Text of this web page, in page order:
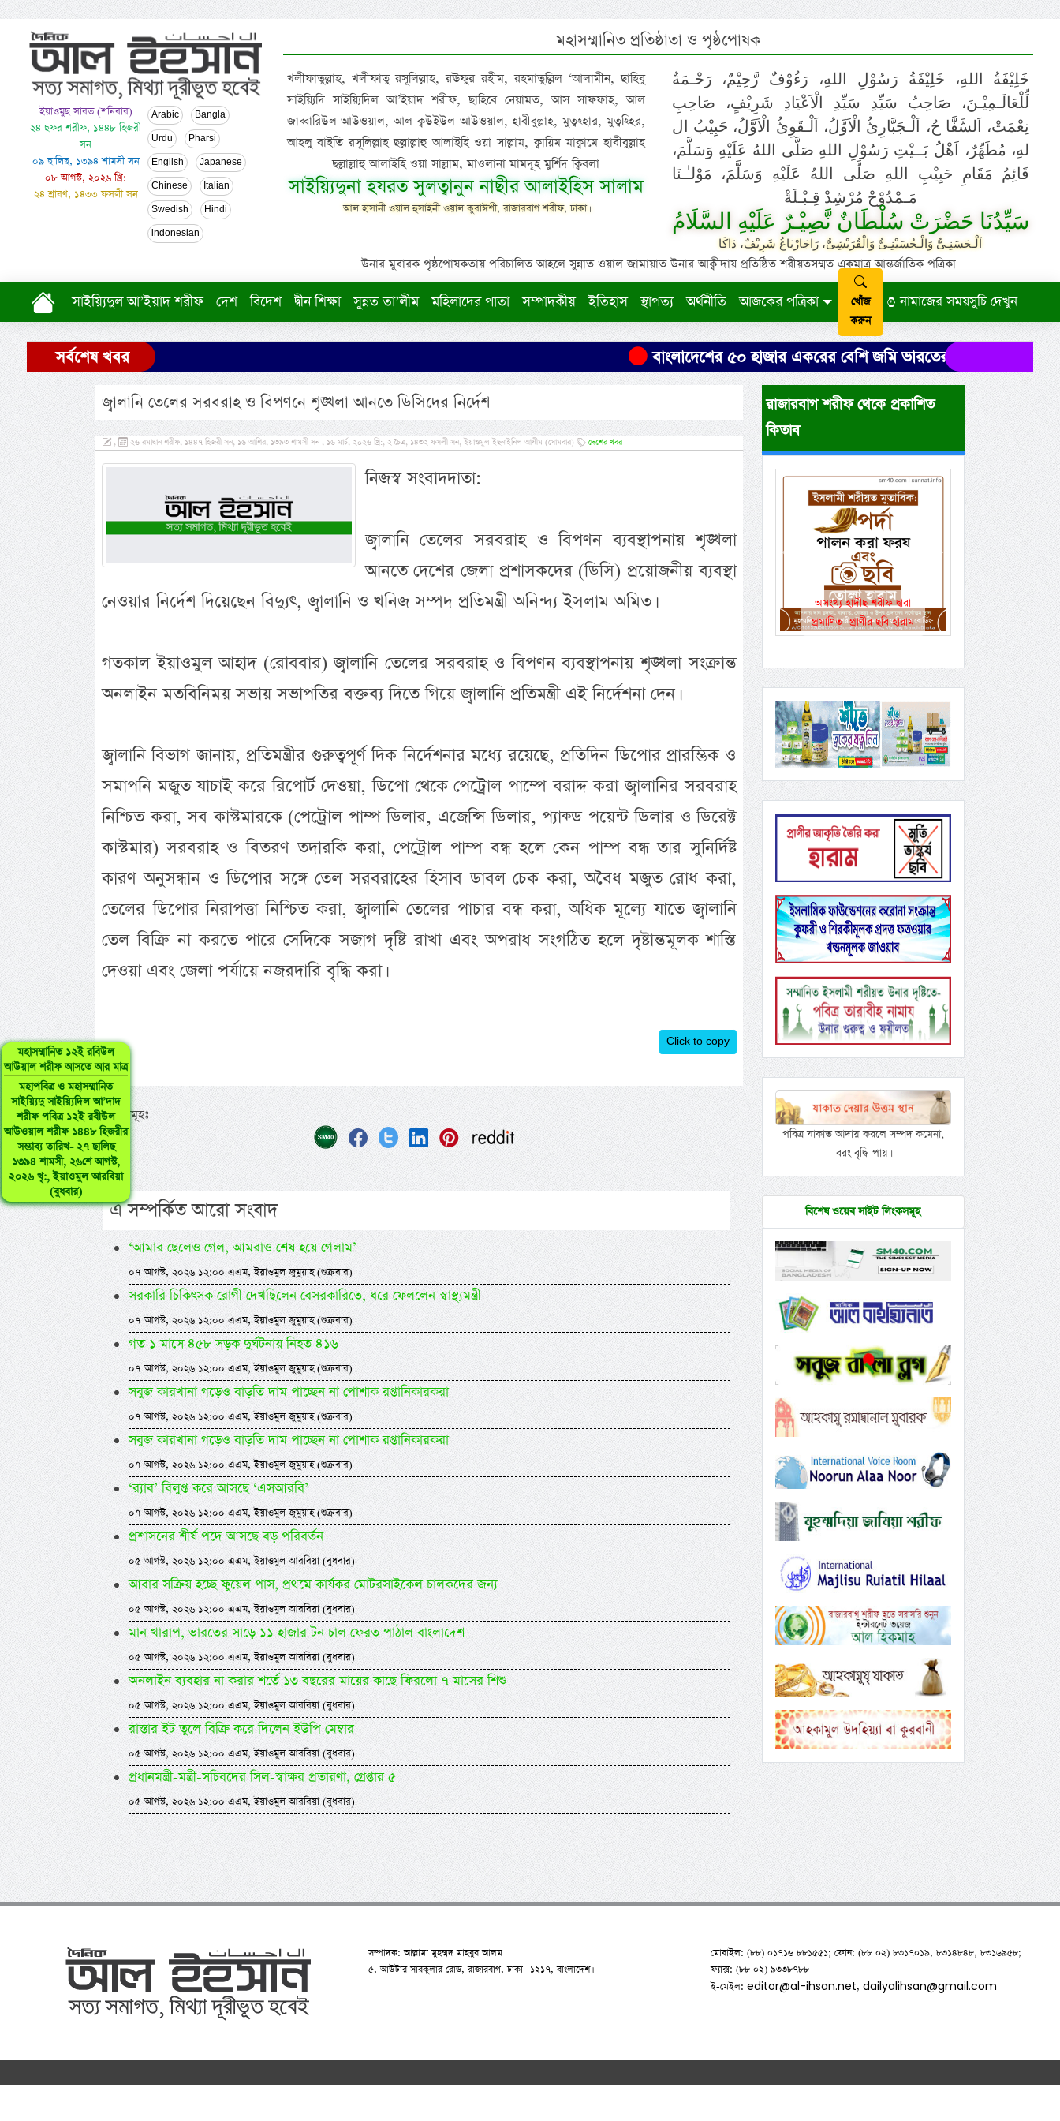
ইয়াওমুছ সাবত (শনিবার)
২৪ ছফর শরীফ, ১৪৪৮ হিজরী
সন
০৯ ছালিছ, ১৩৯৪ শামসী সন
০৮ আগস্ট, ২০২৬ খ্রি:
২৪ শ্রাবণ, ১৪৩৩ ফসলী সন
Arabic Bangla
Urdu Pharsi
English Japanese
Chinese Italian
Swedish Hindi
indonesian
মহাসম্মানিত প্রতিষ্ঠাতা ও পৃষ্ঠপোষক
খলীফাতুল্লাহ, খলীফাতু রসূলিল্লাহ, রঊফুর রহীম, রহমাতুল্লিল ‘আলামীন, ছাহিবু
সাইয়্যিদি সাইয়্যিদিল আ’ইয়াদ শরীফ, ছাহিবে নেয়ামত, আস সাফফাহ, আল
জাব্বারিউল আউওয়াল, আল ক্বউইউল আউওয়াল, হাবীবুল্লাহ, মুত্বহ্হার, মুত্বহ্হির,
আহলু বাইতি রসূলিল্লাহ ছল্লাল্লাহু আলাইহি ওয়া সাল্লাম, ক্বায়িম মাক্বামে হাবীবুল্লাহ
ছল্লাল্লাহু আলাইহি ওয়া সাল্লাম, মাওলানা মামদূহ মুর্শিদ ক্বিবলা
সাইয়্যিদুনা হযরত সুলত্বানুন নাছীর আলাইহিস সালাম
আল হাসানী ওয়াল হুসাইনী ওয়াল কুরাঈশী, রাজারবাগ শরীফ, ঢাকা।
خَلِيْفَةُ اللهِ، خَلِيْفَةُ رَسُوْلِ اللهِ، رَءُوْفٌ رَّحِيْمٌ، رَحْـمَةٌ
لِّلْعَالَـمِيْـنَ، صَاحِبُ سَيِّدِ سَيِّدِ الْاَعْيَادِ شَرِيْفٍ، صَاحِبِ
نِعْمَتْ، اَلسَّفَّا حُ، اَلْـجَبَّارِىُّ الْاَوَّلُ، اَلْـقَوِىُّ الْاَوَّلُ، حَبِيْبُ ال
لهِ، مُطَهِّرٌ، اَهْلُ بَــيْتِ رَسُوْلِ اللهِ صَلَّى اللهُ عَلَيْهِ وَسَلَّمَ،
قَائِمُ مَقَامِ حَبِيْبِ اللهِ صَلَّى اللهُ عَلَيْهِ وَسَلَّمَ، مَوْلـٰـنَا
مَـمْدُوْحْ مُرْشِدْ قِـبْـلَةْ
سَيِّدُنَا حَضْرَتْ سُلْطَانٌ نَّصِيْـرٌ عَلَيْهِ السَّلَامُ
اَلْـحَسَنِـىُّ وَالْـحُسَيْنِـىُّ وَالْقُرَيْشِىُّ، رَاجَارْبَاغُ شَرِيْفٌ، دَاكَا
উনার মুবারক পৃষ্ঠপোষকতায় পরিচালিত আহলে সুন্নাত ওয়াল জামায়াত উনার আক্বীদায় প্রতিষ্ঠিত শরীয়তসম্মত একমাত্র আন্তর্জাতিক পত্রিকা
সাইয়্যিদুল আ’ইয়াদ শরীফ দেশ বিদেশ দ্বীন শিক্ষা সুন্নত তা’লীম মহিলাদের পাতা সম্পাদকীয় ইতিহাস স্থাপত্য অর্থনীতি আজকের পত্রিকা
খোঁজ
করুন
নামাজের সময়সুচি দেখুন
সর্বশেষ খবর বাংলাদেশের ৫০ হাজার একরের বেশি জমি ভারতের দখলে। উদ্ধারে নেই
মহাসম্মানিত ১২ই রবিউল
আউয়াল শরীফ আসতে আর মাত্র
মহাপবিত্র ও মহাসম্মানিত
সাইয়্যিদু সাইয়্যিদিল আ’দাদ
শরীফ পবিত্র ১২ই রবীউল
আউওয়াল শরীফ ১৪৪৮ হিজরীর
সম্ভাব্য তারিখ- ২৭ ছালিছ
১৩৯৪ শামসী, ২৬শে আগস্ট,
২০২৬ খৃ:, ইয়াওমুল আরবিয়া
(বুধবার)
জ্বালানি তেলের সরবরাহ ও বিপণনে শৃঙ্খলা আনতে ডিসিদের নির্দেশ
, ২৬ রমাদ্বান শরীফ, ১৪৪৭ হিজরী সন, ১৬ আশির, ১৩৯৩ শামসী সন , ১৬ মার্চ, ২০২৬ খ্রি:, ২ চৈত্র, ১৪৩২ ফসলী সন, ইয়াওমুল ইছনাইনিল আযীম (সোমবার) দেশের খবর
নিজস্ব সংবাদদাতা:
জ্বালানি তেলের সরবরাহ ও বিপণন ব্যবস্থাপনায় শৃঙ্খলা
আনতে দেশের জেলা প্রশাসকদের (ডিসি) প্রয়োজনীয় ব্যবস্থা
নেওয়ার নির্দেশ দিয়েছেন বিদ্যুৎ, জ্বালানি ও খনিজ সম্পদ প্রতিমন্ত্রী অনিন্দ্য ইসলাম অমিত।
গতকাল ইয়াওমুল আহাদ (রোববার) জ্বালানি তেলের সরবরাহ ও বিপণন ব্যবস্থাপনায় শৃঙ্খলা সংক্রান্ত
অনলাইন মতবিনিময় সভায় সভাপতির বক্তব্য দিতে গিয়ে জ্বালানি প্রতিমন্ত্রী এই নির্দেশনা দেন।
জ্বালানি বিভাগ জানায়, প্রতিমন্ত্রীর গুরুত্বপূর্ণ দিক নির্দেশনার মধ্যে রয়েছে, প্রতিদিন ডিপোর প্রারম্ভিক ও
সমাপনি মজুত যাচাই করে রিপোর্ট দেওয়া, ডিপো থেকে পেট্রোল পাম্পে বরাদ্দ করা জ্বালানির সরবরাহ
নিশ্চিত করা, সব কাস্টমারকে (পেট্রোল পাম্প ডিলার, এজেন্সি ডিলার, প্যাক্ড পয়েন্ট ডিলার ও ডিরেক্ট
কাস্টমার) সরবরাহ ও বিতরণ তদারকি করা, পেট্রোল পাম্প বন্ধ হলে কেন পাম্প বন্ধ তার সুনির্দিষ্ট
কারণ অনুসন্ধান ও ডিপোর সঙ্গে তেল সরবরাহের হিসাব ডাবল চেক করা, অবৈধ মজুত রোধ করা,
তেলের ডিপোর নিরাপত্তা নিশ্চিত করা, জ্বালানি তেলের পাচার বন্ধ করা, অধিক মূল্যে যাতে জ্বালানি
তেল বিক্রি না করতে পারে সেদিকে সজাগ দৃষ্টি রাখা এবং অপরাধ সংগঠিত হলে দৃষ্টান্তমূলক শাস্তি
দেওয়া এবং জেলা পর্যায়ে নজরদারি বৃদ্ধি করা।
Click to copy
ট্যাগসমূহঃ
এ সম্পর্কিত আরো সংবাদ
‘আমার ছেলেও গেল, আমরাও শেষ হয়ে গেলাম’
০৭ আগস্ট, ২০২৬ ১২:০০ এএম, ইয়াওমুল জুমুয়াহ (শুক্রবার)
সরকারি চিকিৎসক রোগী দেখছিলেন বেসরকারিতে, ধরে ফেললেন স্বাস্থ্যমন্ত্রী
০৭ আগস্ট, ২০২৬ ১২:০০ এএম, ইয়াওমুল জুমুয়াহ (শুক্রবার)
গত ১ মাসে ৪৫৮ সড়ক দুর্ঘটনায় নিহত ৪১৬
০৭ আগস্ট, ২০২৬ ১২:০০ এএম, ইয়াওমুল জুমুয়াহ (শুক্রবার)
সবুজ কারখানা গড়েও বাড়তি দাম পাচ্ছেন না পোশাক রপ্তানিকারকরা
০৭ আগস্ট, ২০২৬ ১২:০০ এএম, ইয়াওমুল জুমুয়াহ (শুক্রবার)
সবুজ কারখানা গড়েও বাড়তি দাম পাচ্ছেন না পোশাক রপ্তানিকারকরা
০৭ আগস্ট, ২০২৬ ১২:০০ এএম, ইয়াওমুল জুমুয়াহ (শুক্রবার)
‘র‍্যাব’ বিলুপ্ত করে আসছে ‘এসআরবি’
০৭ আগস্ট, ২০২৬ ১২:০০ এএম, ইয়াওমুল জুমুয়াহ (শুক্রবার)
প্রশাসনের শীর্ষ পদে আসছে বড় পরিবর্তন
০৫ আগস্ট, ২০২৬ ১২:০০ এএম, ইয়াওমুল আরবিয়া (বুধবার)
আবার সক্রিয় হচ্ছে ফুয়েল পাস, প্রথমে কার্যকর মোটরসাইকেল চালকদের জন্য
০৫ আগস্ট, ২০২৬ ১২:০০ এএম, ইয়াওমুল আরবিয়া (বুধবার)
মান খারাপ, ভারতের সাড়ে ১১ হাজার টন চাল ফেরত পাঠাল বাংলাদেশ
০৫ আগস্ট, ২০২৬ ১২:০০ এএম, ইয়াওমুল আরবিয়া (বুধবার)
অনলাইন ব্যবহার না করার শর্তে ১৩ বছরের মায়ের কাছে ফিরলো ৭ মাসের শিশু
০৫ আগস্ট, ২০২৬ ১২:০০ এএম, ইয়াওমুল আরবিয়া (বুধবার)
রাস্তার ইট তুলে বিক্রি করে দিলেন ইউপি মেম্বার
০৫ আগস্ট, ২০২৬ ১২:০০ এএম, ইয়াওমুল আরবিয়া (বুধবার)
প্রধানমন্ত্রী-মন্ত্রী-সচিবদের সিল-স্বাক্ষর প্রতারণা, গ্রেপ্তার ৫
০৫ আগস্ট, ২০২৬ ১২:০০ এএম, ইয়াওমুল আরবিয়া (বুধবার)
রাজারবাগ শরীফ থেকে প্রকাশিত
কিতাব
অসংখ্য হাদীছ শরীফ দ্বারা
প্রমাণিত- প্রাণীর ছবি হারাম
পবিত্র যাকাত আদায় করলে সম্পদ কমেনা,
বরং বৃদ্ধি পায়।
বিশেষ ওয়েব সাইট লিংকসমূহ
সম্পাদক: আল্লামা মুহম্মদ মাহবুব আলম
৫, আউটার সারকুলার রোড, রাজারবাগ, ঢাকা -১২১৭, বাংলাদেশ।
মোবাইল: (৮৮) ০১৭১৬ ৮৮১৫৫১; ফোন: (৮৮ ০২) ৮৩১৭০১৯, ৮৩১৪৮৪৮, ৮৩১৬৯৫৮;
ফ্যাক্স: (৮৮ ০২) ৯৩৩৮৭৮৮
ই-মেইল: editor@al-ihsan.net, dailyalihsan@gmail.com